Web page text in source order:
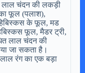
लाल चंदन की लकड़ी
फूल (पलाश),
के फूल, मड
फूल, मैडर ट्री,
लाल चंदन की
जा सकता है।
रंग का एक बड़ा